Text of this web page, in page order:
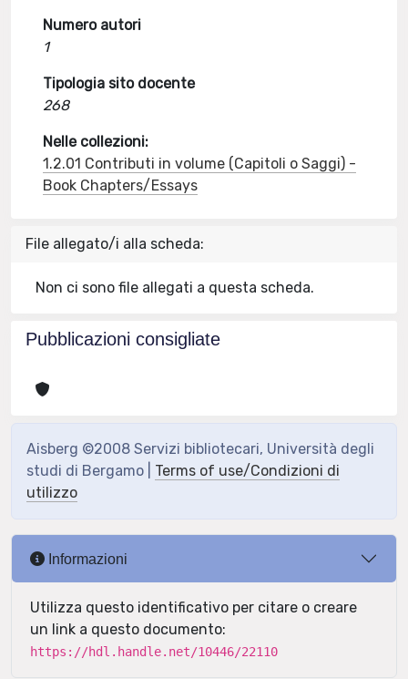
Numero autori
1
Tipologia sito docente
268
Nelle collezioni:
1.2.01 Contributi in volume (Capitoli o Saggi) -
Book Chapters/Essays
File allegato/i alla scheda:
Non ci sono file allegati a questa scheda.
Pubblicazioni consigliate
Aisberg ©2008 Servizi bibliotecari, Università degli
studi di Bergamo | Terms of use/Condizioni di
utilizzo
Informazioni
Utilizza questo identificativo per citare o creare
un link a questo documento:
https://hdl.handle.net/10446/22110